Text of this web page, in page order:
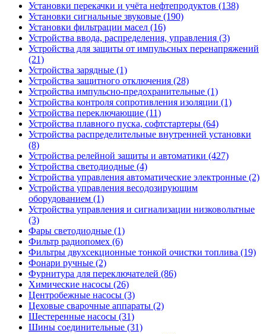
Установки перекачки и учёта нефтепродуктов (138)
Установки сигнальные звуковые (190)
Установки фильтрации масел (16)
Устройства ввода, распределения, управления (3)
Устройства для защиты от импульсных перенапряжений
(21)
Устройства зарядные (1)
Устройства защитного отключения (28)
Устройства импульсно-предохранительные (1)
Устройства контроля сопротивления изоляции (1)
Устройства переключающие (11)
Устройства плавного пуска, софтстартеры (64)
Устройства распределительные внутренней установки
(8)
Устройства релейной защиты и автоматики (427)
Устройства светодиодные (4)
Устройства управления автоматические электронные (2)
Устройства управления весодозирующим
оборудованием (1)
Устройства управления и сигнализации низковольтные
(3)
Фары светодиодные (1)
Фильтр радиопомех (6)
Фильтры двухсекционные тонкой очистки топлива (19)
Фонари ручные (2)
Фурнитура для переключателей (86)
Химические насосы (26)
Центробежные насосы (3)
Цеховые сварочные аппараты (2)
Шестеренные насосы (31)
Шины соединительные (31)